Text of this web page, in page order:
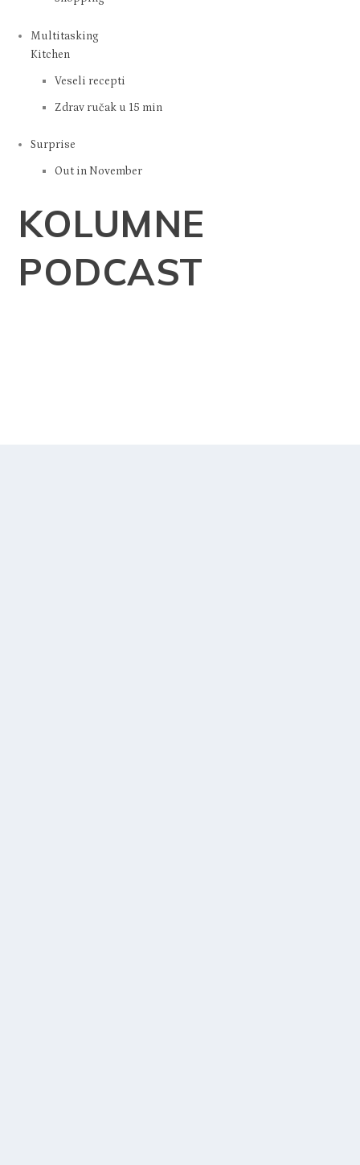
Multitasking
Kitchen
Veseli recepti
Zdrav ručak u 15 min
Surprise
Out in November
KOLUMNE
PODCAST